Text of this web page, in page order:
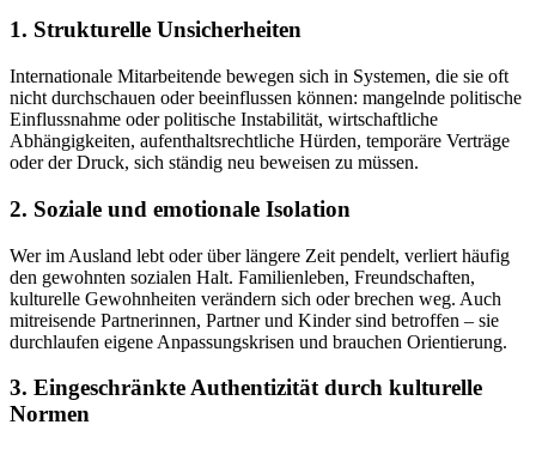
1. Strukturelle Unsicherheiten
Internationale Mitarbeitende bewegen sich in Systemen, die sie oft
nicht durchschauen oder beeinflussen können: mangelnde politische
Einflussnahme oder politische Instabilität, wirtschaftliche
Abhängigkeiten, aufenthaltsrechtliche Hürden, temporäre Verträge
oder der Druck, sich ständig neu beweisen zu müssen.
2. Soziale und emotionale Isolation
Wer im Ausland lebt oder über längere Zeit pendelt, verliert häufig
den gewohnten sozialen Halt. Familienleben, Freundschaften,
kulturelle Gewohnheiten verändern sich oder brechen weg. Auch
mitreisende Partnerinnen, Partner und Kinder sind betroffen – sie
durchlaufen eigene Anpassungskrisen und brauchen Orientierung.
3. Eingeschränkte Authentizität durch kulturelle
Normen